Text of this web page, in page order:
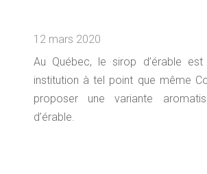
12 mars 2020
Au Québec, le sirop d’érable est
institution à tel point que même
proposer une variante
d’érable.